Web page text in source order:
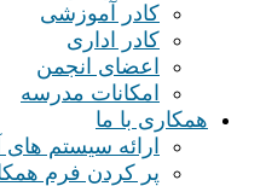
کادر آموزشی
کادر اداری
اعضای انجمن
امکانات مدرسه
همکاری با ما
ارائه سیستم
پر کردن فرم